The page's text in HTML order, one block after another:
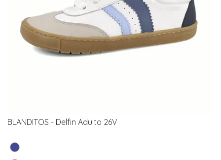
BLANDITOS - Delfin Adulto 26V